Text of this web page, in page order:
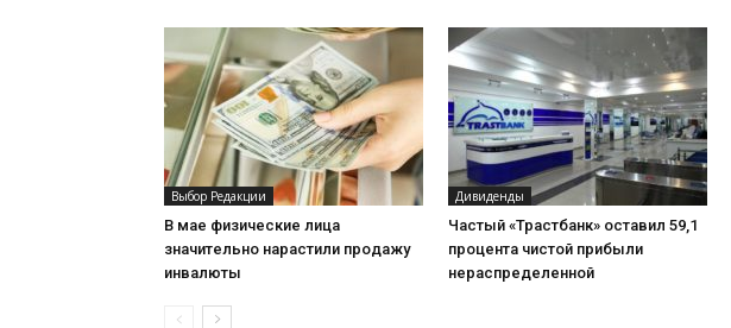
Выбор Редакции
В мае физические лица
значительно нарастили продажу
инвалюты
Дивиденды
Частый «Трастбанк» оставил 59,1
процента чистой прибыли
нераспределенной